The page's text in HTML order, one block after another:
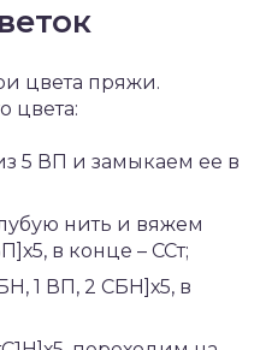
цвета пряжи.
цвета:
5 ВП и замыкаем ее в
нить и вяжем
в конце – ССт;
1 ВП, 2 СБН]х5, в